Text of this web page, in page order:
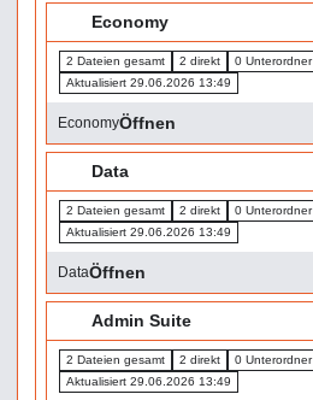
Economy
2 Dateien gesamt 2 direkt
0 Unterordner
Aktualisiert 29.06.2026 13:49
EconomyÖffnen
Data
2 Dateien gesamt 2 direkt
0 Unterordner
Aktualisiert 29.06.2026 13:49
DataÖffnen
Admin Suite
2 Dateien gesamt 2 direkt
0 Unterordner
Aktualisiert 29.06.2026 13:49